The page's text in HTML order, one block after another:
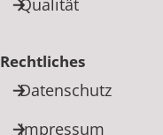
Qualität
Rechtliches
Datenschutz
Impressum